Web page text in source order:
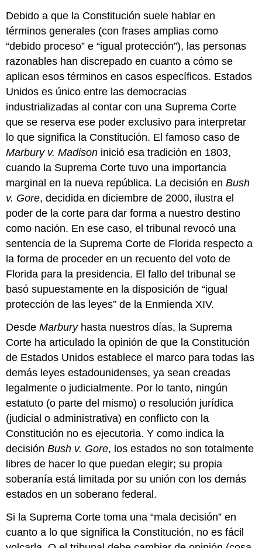
Debido a que la Constitución suele hablar en
términos generales (con frases amplias como
“debido proceso” e “igual protección”), las personas
razonables han discrepado en cuanto a cómo se
aplican esos términos en casos específicos. Estados
Unidos es único entre las democracias
industrializadas al contar con una Suprema Corte
que se reserva ese poder exclusivo para interpretar
lo que significa la Constitución. El famoso caso de
Marbury v. Madison inició esa tradición en 1803,
cuando la Suprema Corte tuvo una importancia
marginal en la nueva república. La decisión enBush
v. Gore, decidida en diciembre de 2000, ilustra el
poder de la corte para dar forma a nuestro destino
como nación. En ese caso, el tribunal revocó una
sentencia de la Suprema Corte de Florida respecto a
la forma de proceder en un recuento del voto de
Florida para la presidencia. El fallo del tribunal se
basó supuestamente en la disposición de “igual
protección de las leyes” de la Enmienda XIV.
DesdeMarburyhasta nuestros días, la Suprema
Corte ha articulado la opinión de que la Constitución
de Estados Unidos establece el marco para todas las
demás leyes estadounidenses, ya sean creadas
legalmente o judicialmente. Por lo tanto, ningún
estatuto (o parte del mismo) o resolución jurídica
(judicial o administrativa) en conflicto con la
Constitución no es ejecutoria. Y como indica la
decisiónBush v. Gore, los estados no son totalmente
libres de hacer lo que puedan elegir; su propia
soberanía está limitada por su unión con los demás
estados en un soberano federal.
Si la Suprema Corte toma una “mala decisión” en
cuanto a lo que significa la Constitución, no es fácil